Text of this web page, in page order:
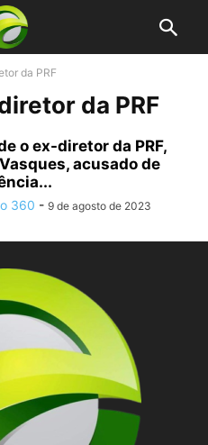
da PRF
da PRF
o ex-diretor da PRF,
acusado de
360 - 9 de agosto de 2023